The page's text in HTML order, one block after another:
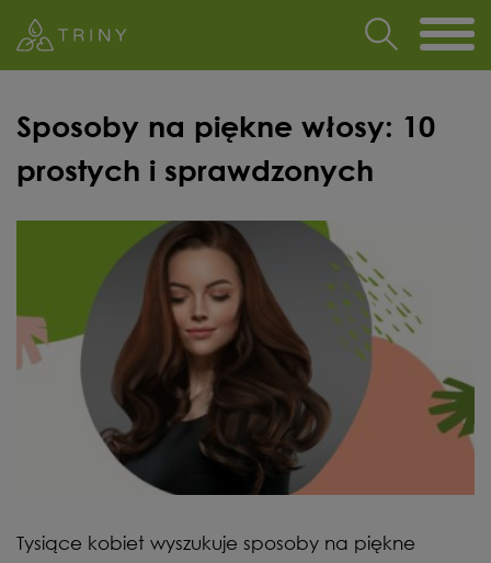
Sposoby na piękne włosy: 10
prostych i sprawdzonych
Tysiące kobiet wyszukuje sposoby na piękne